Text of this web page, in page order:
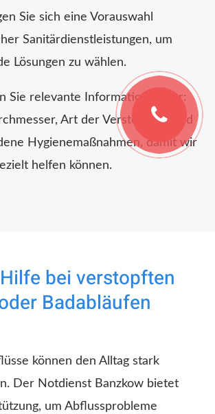
Sie sich eine Vorauswahl
Sanitärdienstleistungen, um
Lösungen zu wählen.
Sie relevante Informationen vor:
Art der Verstopfung und
Hygienemaßnahmen, damit wir
helfen können.
bei verstopften
Badabläufen
können den Alltag stark
Der Notdienst Banzkow bietet
um Abflussprobleme